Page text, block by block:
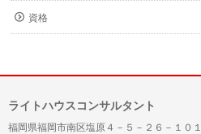
資格
ライトハウスコンサルタント
福岡県福岡市南区塩原４－５－２６－１０１